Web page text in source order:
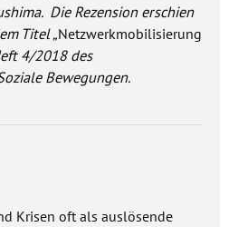
Die Rezension erschien
Titel „Netzwerkmobilisierung
4/2018 des
Bewegungen.
Krisen oft als auslösende